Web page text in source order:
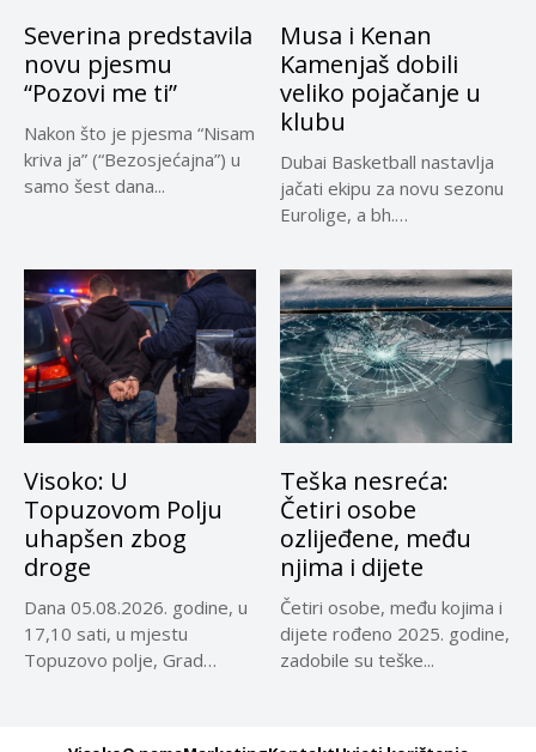
Severina predstavila
novu pjesmu
“Pozovi me ti”
Nakon što je pjesma “Nisam
kriva ja” (“Bezosjećajna”) u
samo šest dana...
Musa i Kenan
Kamenjaš dobili
veliko pojačanje u
klubu
Dubai Basketball nastavlja
jačati ekipu za novu sezonu
Eurolige, a bh.
Visoko: U
Topuzovom Polju
uhapšen zbog
droge
Dana 05.08.2026. godine, u
17,10 sati, u mjestu
Topuzovo polje, Grad
Teška nesreća:
Četiri osobe
ozlijeđene, među
njima i dijete
Četiri osobe, među kojima i
dijete rođeno 2025. godine,
zadobile su teške...